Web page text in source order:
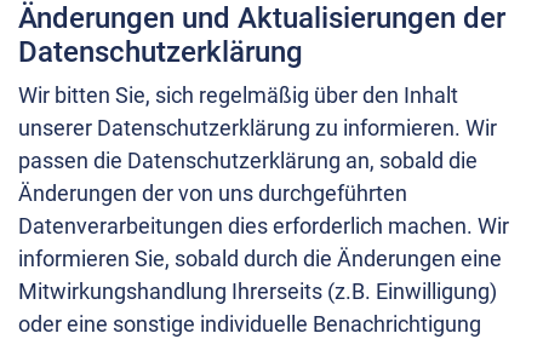
Änderungen und Aktualisierungen der
Datenschutzerklärung
Wir bitten Sie, sich regelmäßig über den Inhalt
unserer Datenschutzerklärung zu informieren. Wir
passen die Datenschutzerklärung an, sobald die
Änderungen der von uns durchgeführten
Datenverarbeitungen dies erforderlich machen. Wir
informieren Sie, sobald durch die Änderungen eine
Mitwirkungshandlung Ihrerseits (z.B. Einwilligung)
oder eine sonstige individuelle Benachrichtigung